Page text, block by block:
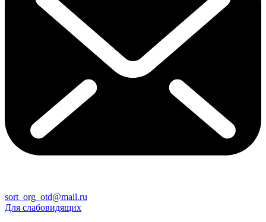
sort_org_otd@mail.ru
Для слабовидящих